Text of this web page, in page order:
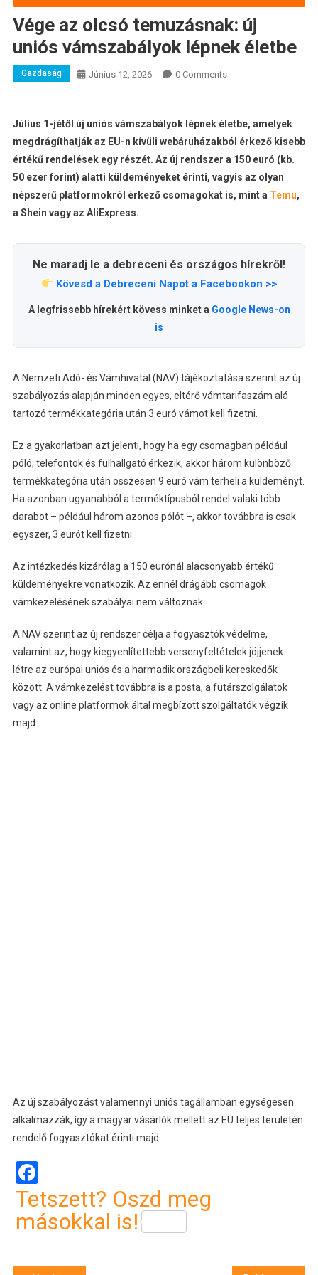
Vége az olcsó temuzásnak: új
uniós vámszabályok lépnek életbe
Gazdaság Június 12, 2026 0 Comments
Július 1-jétől új uniós vámszabályok lépnek életbe, amelyek
megdrágíthatják az EU-n kívüli webáruházakból érkező kisebb
értékű rendelések egy részét. Az új rendszer a 150 euró (kb.
50 ezer forint) alatti küldeményeket érinti, vagyis az olyan
népszerű platformokról érkező csomagokat is, mint a Temu,
a Shein vagy az AliExpress.
Ne maradj le a debreceni és országos hírekről!
Kövesd a Debreceni Napot a Facebookon >>
A legfrissebb hírekért kövess minket a Google News-on
is
A Nemzeti Adó- és Vámhivatal (NAV) tájékoztatása szerint az új
szabályozás alapján minden egyes, eltérő vámtarifaszám alá
tartozó termékkategória után 3 euró vámot kell fizetni.
Ez a gyakorlatban azt jelenti, hogy ha egy csomagban például
póló, telefontok és fülhallgató érkezik, akkor három különböző
termékkategória után összesen 9 euró vám terheli a küldeményt.
Ha azonban ugyanabból a terméktípusból rendel valaki több
darabot – például három azonos pólót –, akkor továbbra is csak
egyszer, 3 eurót kell fizetni.
Az intézkedés kizárólag a 150 eurónál alacsonyabb értékű
küldeményekre vonatkozik. Az ennél drágább csomagok
vámkezelésének szabályai nem változnak.
A NAV szerint az új rendszer célja a fogyasztók védelme,
valamint az, hogy kiegyenlítettebb versenyfeltételek jöjjenek
létre az európai uniós és a harmadik országbeli kereskedők
között. A vámkezelést továbbra is a posta, a futárszolgálatok
vagy az online platformok által megbízott szolgáltatók végzik
majd.
Az új szabályozást valamennyi uniós tagállamban egységesen
alkalmazzák, így a magyar vásárlók mellett az EU teljes területén
rendelő fogyasztókat érinti majd.
Facebook
Tetszett? Oszd meg
másokkal is!